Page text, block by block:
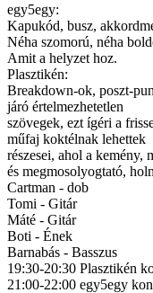
egy5egy:
Kapukód, busz,
Néha szomorú, néha
Amit a helyzet hoz.
Plasztikén:
Breakdown-ok, poszt-
járó értelmezhetetlen
szövegek, ezt ígéri a
műfaj koktélnak lehettek
részesei, ahol a
és megmosolyogtató,
Cartman - dob
Tomi - Gitár
Máté - Gitár
Boti - Ének
Barnabás - Basszus
19:30-20:30 Plasztikén
21:00-22:00 egy5egy